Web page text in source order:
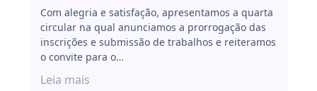
Com alegria e satisfação, apresentamos a quarta
circular na qual anunciamos a prorrogação das
inscrições e submissão de trabalhos e reiteramos
o convite para o…
Leia mais